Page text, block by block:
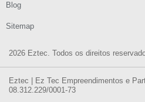
2026 Eztec. Todos os direitos
Blog
Sitemap
Eztec | Ez Tec Empreendimentos e
08.312.229/0001-73